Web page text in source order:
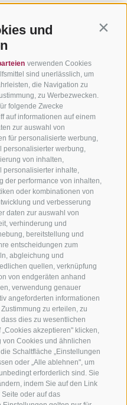
und
verwenden Cookies
sind unerlässlich, um
die Navigation zu
zu Werbezwecken.
folgende Zwecke
auf informationen auf einem
zur auswahl von
für personalisierte werbung,
personalisierter werbung,
von inhalten,
personalisierter inhalte,
der performance von inhalten,
oder kombinationen von
und verbesserung
daten zur auswahl von
verhinderung und
bereitstellung und
entscheidungen zum
abgleichung und
quellen, verknüpfung
von endgeräten anhand
verwendung genauer
angeforderten informationen
zu erteilen, zu
dies zu wesentlichen
akzeptieren" klicken,
von Cookies und ähnlichen
Schaltfläche „Einstellungen
oder „Alle ablehnen", um
erforderlich sind. Sie
indem Sie auf den Link
oder auf das